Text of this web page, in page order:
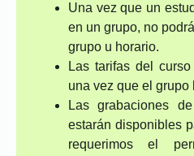
Una vez que un
en un grupo, no
grupo u horario.
Las tarifas del
una vez que el grupo
Las grabaciones
estarán disponibles
requerimos el